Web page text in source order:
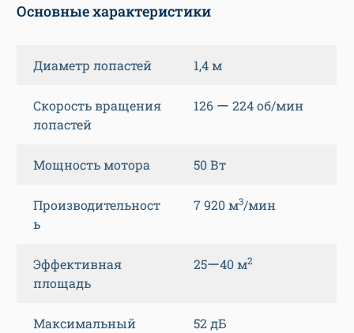
Основные характеристики
Диаметр лопастей 1,4 м
Скорость вращения
лопастей
126 ー 224 об/мин
Мощность мотора 50 Вт
Производительност
ь
7 920 м3/мин
Эффективная
площадь
25ー40 м2
Максимальный
52 дБ